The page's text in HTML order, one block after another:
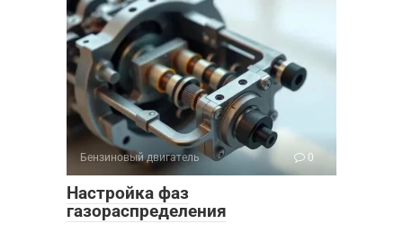
Бензиновый двигатель 0
Настройка фаз
газораспределения